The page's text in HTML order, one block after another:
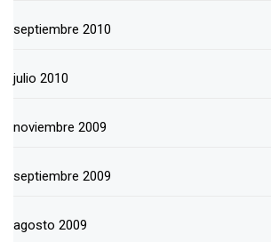
septiembre 2010
julio 2010
noviembre 2009
septiembre 2009
agosto 2009